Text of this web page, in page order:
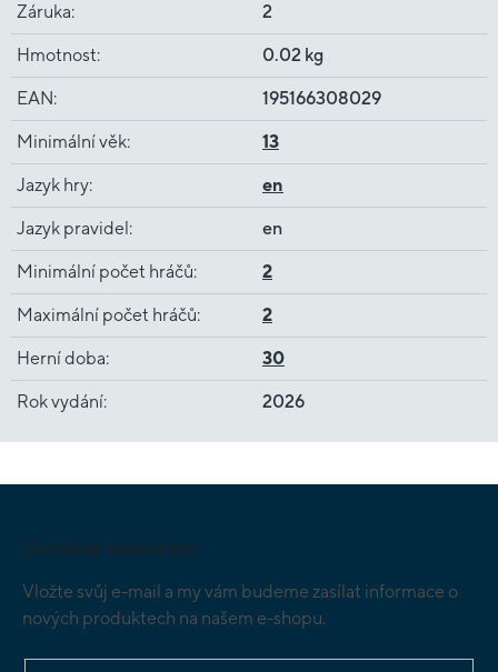
Záruka: 2
Hmotnost: 0.02 kg
EAN: 195166308029
Minimální věk: 13
Jazyk hry: en
Jazyk pravidel: en
Minimální počet hráčů: 2
Maximální počet hráčů: 2
Herní doba: 30
Rok vydání: 2026
Odebírat newsletter
Vložte svůj e-mail a my vám budeme zasílat informace o
nových produktech na našem e-shopu.